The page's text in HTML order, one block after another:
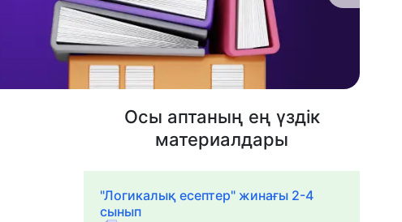
Осы аптаның ең үздік
материалдары
"Логикалық есептер" жинағы 2-4
сынып